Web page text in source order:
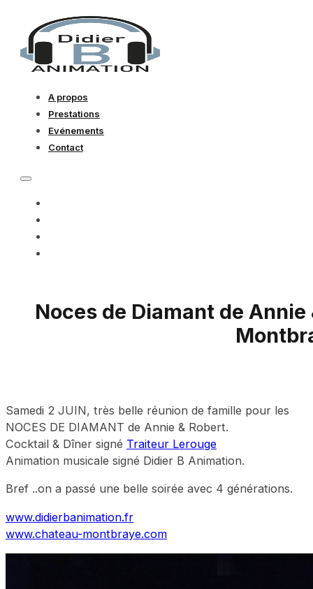
A propos
Prestations
Evénements
Contact
Noces de Diamant de
Samedi 2 JUIN, très belle réunion de famille pour les
NOCES DE DIAMANT de Annie & Robert.
Cocktail & Dîner signé Traiteur Lerouge
Animation musicale signé Didier B Animation.
Bref ..on a passé une belle soirée avec 4 générations.
www.didierbanimation.fr
www.chateau-montbraye.com